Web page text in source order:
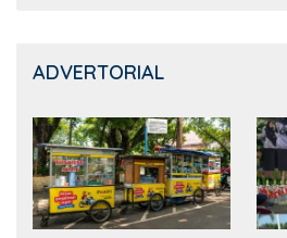
ADVERTORIAL